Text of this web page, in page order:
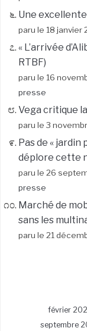
Une excellente
paru le 18 janvier
« L’arrivée
RTBF)
paru le 16
presse
Vega critique
paru le 3
Pas de « jardin
déplore cette
paru le 26
presse
Marché de
sans les
paru le 21
février
septembre